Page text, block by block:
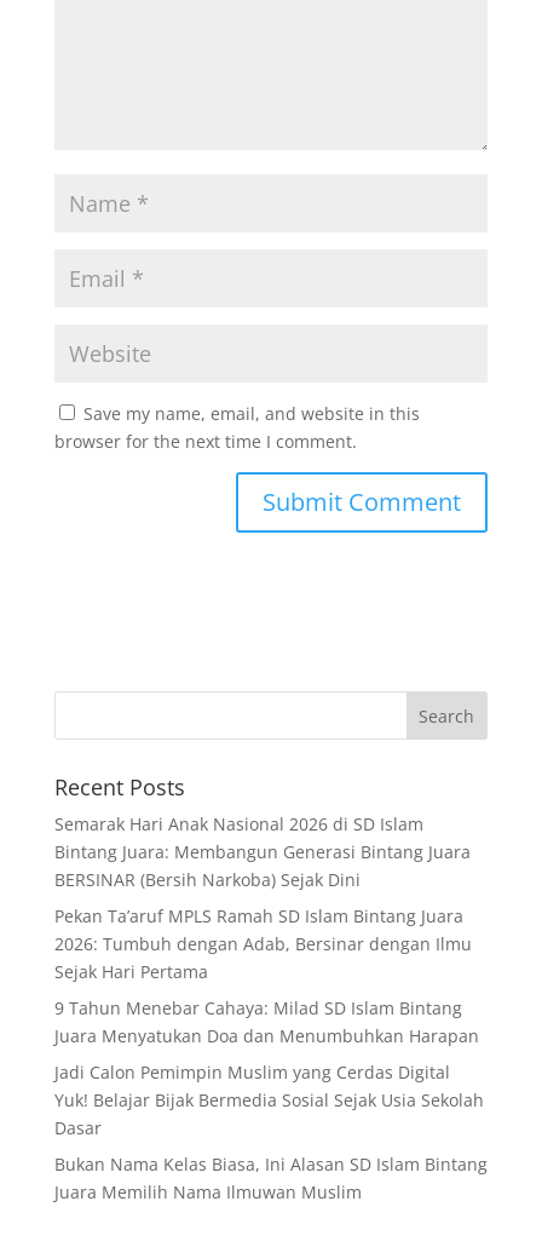
Save my name, email, and website in this
browser for the next time I comment.
Recent Posts
Semarak Hari Anak Nasional 2026 di SD Islam
Bintang Juara: Membangun Generasi Bintang Juara
BERSINAR (Bersih Narkoba) Sejak Dini
Pekan Ta’aruf MPLS Ramah SD Islam Bintang Juara
2026: Tumbuh dengan Adab, Bersinar dengan Ilmu
Sejak Hari Pertama
9 Tahun Menebar Cahaya: Milad SD Islam Bintang
Juara Menyatukan Doa dan Menumbuhkan Harapan
Jadi Calon Pemimpin Muslim yang Cerdas Digital
Yuk! Belajar Bijak Bermedia Sosial Sejak Usia Sekolah
Dasar
Bukan Nama Kelas Biasa, Ini Alasan SD Islam Bintang
Juara Memilih Nama Ilmuwan Muslim